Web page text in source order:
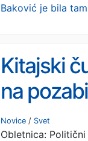
Baković je bila tam
Kitajski
na
37 leti
Novice / Svet
Obletnica: